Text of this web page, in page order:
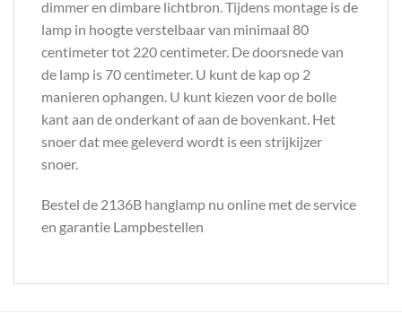
dimmer en dimbare lichtbron. Tijdens montage is de
lamp in hoogte verstelbaar van minimaal 80
centimeter tot 220 centimeter. De doorsnede van
de lamp is 70 centimeter. U kunt de kap op 2
manieren ophangen. U kunt kiezen voor de bolle
kant aan de onderkant of aan de bovenkant. Het
snoer dat mee geleverd wordt is een strijkijzer
snoer.
Bestel de 2136B hanglamp nu online met de service
en garantie Lampbestellen